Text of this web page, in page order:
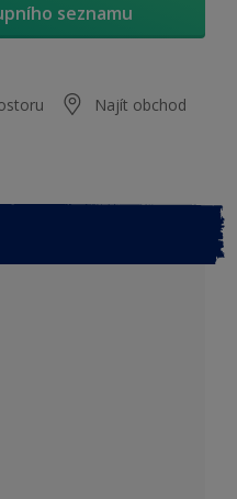
seznamu
Najít obchod